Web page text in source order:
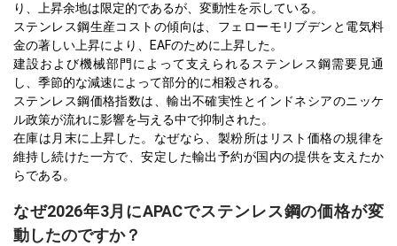
り、上昇余地は限定的であるが、変動性を示している。
ステンレス鋼生産コストの傾向は、フェローモリブデンと電気料
金の著しい上昇により、EAFのために上昇した。
建設および機械部門によって支えられるステンレス鋼需要見通
し、季節的な減速によって部分的に相殺される。
ステンレス鋼価格指数は、輸出不確実性とインドネシアのニッケ
ル政策が流れに影響を与える中で抑制された。
在庫は月末に上昇した。なぜなら、製粉所はリスト価格の規律を
維持し続けた一方で、安定した輸出予約が国内の提供を支えたか
らである。
なぜ2026年3月にAPACでステンレス鋼の価格が変
動したのですか？